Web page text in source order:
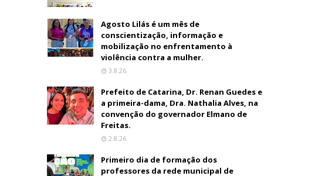
Agosto Lilás é um mês de
conscientização, informação e
mobilização no enfrentamento à
violência contra a mulher.
3.8.26
Prefeito de Catarina, Dr. Renan Guedes e
a primeira-dama, Dra. Nathalia Alves, na
convenção do governador Elmano de
Freitas.
2.8.26
Primeiro dia de formação dos
professores da rede municipal de